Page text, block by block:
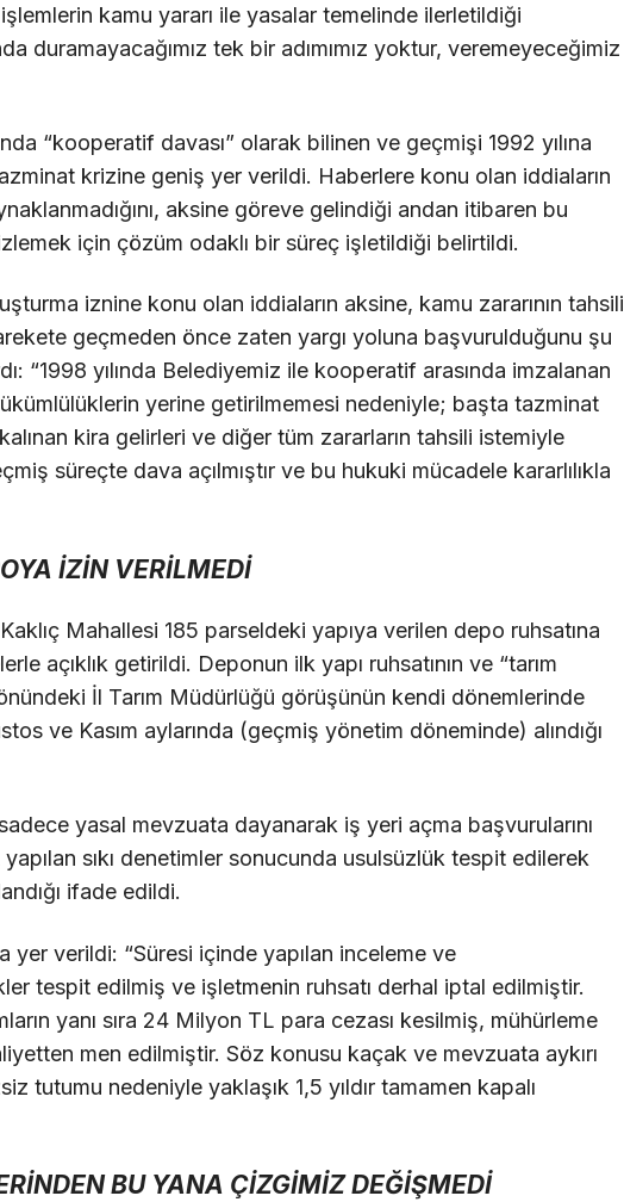
kamu yararı ile yasalar temelinde ilerletildiği
duramayacağımız tek bir adımımız yoktur, veremeyeceğimiz
“kooperatif davası” olarak bilinen ve geçmişi 1992 yılına
krizine geniş yer verildi. Haberlere konu olan iddiaların
aksine göreve gelindiği andan itibaren bu
için çözüm odaklı bir süreç işletildiği belirtildi.
iznine konu olan iddiaların aksine, kamu zararının tahsili
geçmeden önce zaten yargı yoluna başvurulduğunu şu
“1998 yılında Belediyemiz ile kooperatif arasında imzalanan
yerine getirilmemesi nedeniyle; başta tazminat
kira gelirleri ve diğer tüm zararların tahsili istemiyle
süreçte dava açılmıştır ve bu hukuki mücadele kararlılıkla
İZİN VERİLMEDİ
Mahallesi 185 parseldeki yapıya verilen depo ruhsatına
açıklık getirildi. Deponun ilk yapı ruhsatının ve “tarım
İl Tarım Müdürlüğü görüşünün kendi dönemlerinde
ve Kasım aylarında (geçmiş yönetim döneminde) alındığı
yasal mevzuata dayanarak iş yeri açma başvurularını
sıkı denetimler sonucunda usulsüzlük tespit edilerek
ifade edildi.
yer verildi: “Süresi içinde yapılan inceleme ve
tespit edilmiş ve işletmenin ruhsatı derhal iptal edilmiştir.
yanı sıra 24 Milyon TL para cezası kesilmiş, mühürleme
men edilmiştir. Söz konusu kaçak ve mevzuata aykırı
tutumu nedeniyle yaklaşık 1,5 yıldır tamamen kapalı
BU YANA ÇİZGİMİZ DEĞİŞMEDİ